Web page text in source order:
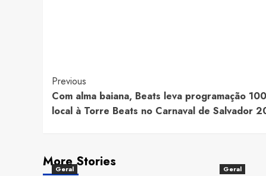
Post
Navigation
Previous
Com alma baiana, Beats leva programação
local à Torre Beats no Carnaval de Salvador
More Stories
Geral Geral